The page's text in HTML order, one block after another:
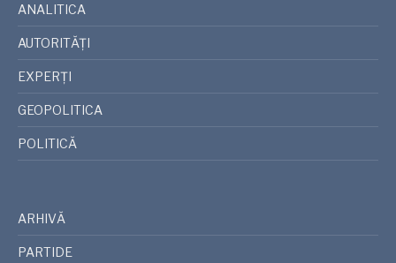
ANALITICA
AUTORITĂȚI
EXPERȚI
GEOPOLITICA
POLITICĂ
ARHIVĂ
PARTIDE